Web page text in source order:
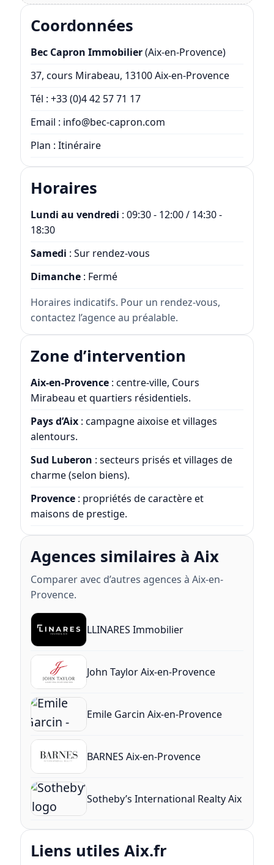
Coordonnées
Bec Capron Immobilier(Aix-en-Provence)
37, cours Mirabeau, 13100 Aix-en-Provence
Tél : +33 (0)4 42 57 71 17
Email : info@bec-capron.com
Plan : Itinéraire
Horaires
Lundi au vendredi : 09:30 - 12:00 / 14:30 -
18:30
Samedi : Sur rendez-vous
Dimanche: Fermé
Horaires indicatifs. Pour un rendez-vous,
contactez l’agence au préalable.
Zone d’intervention
Aix-en-Provence: centre-ville, Cours
Mirabeau et quartiers résidentiels.
Pays d’Aix: campagne aixoise et villages
alentours.
Sud Luberon : secteurs prisés et villages de
charme (selon biens).
Provence: propriétés de caractère et
maisons de prestige.
Agences similaires à Aix
Comparer avec d’autres agences à Aix-en-
Provence.
LLINARES Immobilier
John Taylor Aix-en-Provence
Emile Garcin Aix-en-Provence
BARNES Aix-en-Provence
Sotheby’s International Realty Aix
Liens utiles Aix.fr